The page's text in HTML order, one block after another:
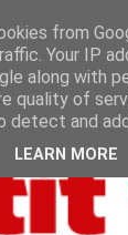
from
Your IP
along with
quality of
detect and
LEARN MORE